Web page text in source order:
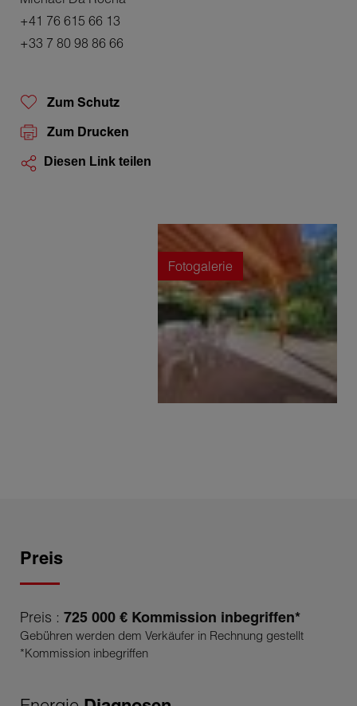
+41 76 615 66 13
+33 7 80 98 86 66
Zum Schutz
Zum Drucken
Diesen Link teilen
Fotogalerie
Preis
Preis : 725 000 € Kommission inbegriffen*
Gebühren werden dem Verkäufer in Rechnung gestellt
*Kommission inbegriffen